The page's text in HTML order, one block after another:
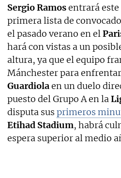
Sergio Ramosentrará
primera lista de
el pasado verano en el
hará con vistas a un
altura, ya que el equipo
Mánchester para
Guardiolaen un duelo
puesto del Grupo A en la
disputa sus primeros
Etihad Stadium, habrá
espera superior al medio